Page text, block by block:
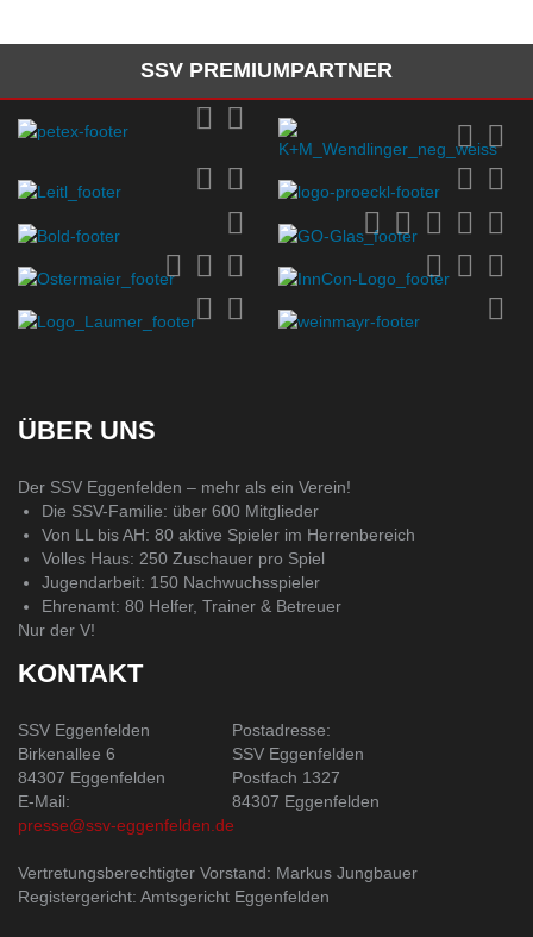
SSV PREMIUMPARTNER
ÜBER UNS
Der SSV Eggenfelden – mehr als ein Verein!
Die SSV-Familie: über 600 Mitglieder
Von LL bis AH: 80 aktive Spieler im Herrenbereich
Volles Haus: 250 Zuschauer pro Spiel
Jugendarbeit: 150 Nachwuchsspieler
Ehrenamt: 80 Helfer, Trainer & Betreuer
Nur der V!
KONTAKT
SSV Eggenfelden
Birkenallee 6
84307 Eggenfelden
E-Mail:
presse@ssv-eggenfelden.de
Postadresse:
SSV Eggenfelden
Postfach 1327
84307 Eggenfelden
Vertretungsberechtigter Vorstand: Markus Jungbauer
Registergericht: Amtsgericht Eggenfelden